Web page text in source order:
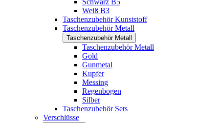
Schwarz B5
Weiß B3
Taschenzubehör Kunststoff
Taschenzubehör Metall
Taschenzubehör Metall
Taschenzubehör Metall
Gold
Gunmetal
Kupfer
Messing
Regenbogen
Silber
Taschenzubehör Sets
Verschlüsse